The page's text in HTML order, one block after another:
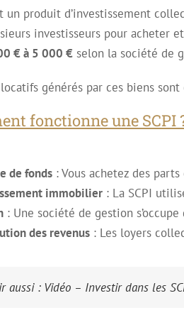
un produit d’investissement
investisseurs pour acheter
€ à 5 000 €selon la société de
générés par ces biens
fonctionne une SCPI
de fonds: Vous achetez des parts
immobilier: La SCPI
: Une société de gestion
des revenus: Les loyers
aussi : Vidéo – Investir dans les